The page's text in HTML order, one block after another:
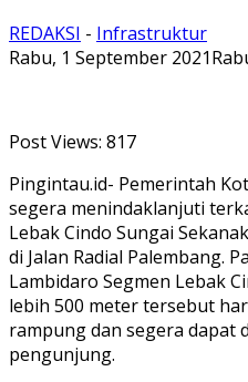
REDAKSI - Infrastruktur
Rabu, 1 September 2021
Post Views: 817
Pingintau.id- Pemerintah
segera menindaklanjuti
Lebak Cindo Sungai
di Jalan Radial Palembang.
Lambidaro Segmen Lebak
lebih 500 meter tersebut
rampung dan segera dapat
pengunjung.